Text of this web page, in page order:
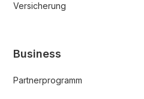
Versicherung
Business
Partnerprogramm